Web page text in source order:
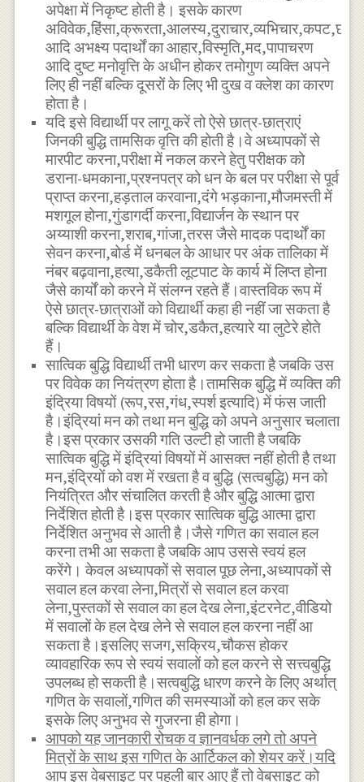
अपेक्षा में निकृष्ट होती है। इसके कारण
आदि अभक्ष्य पदार्थों का आहार,विस्मृति,मद,पापाचरण
आदि दुष्ट मनोवृत्ति के अधीन होकर तमोगुण व्यक्ति अपने
लिए ही नहीं बल्कि दूसरों के लिए भी दुख व क्लेश का कारण
होता है।
यदि इसे विद्यार्थी पर लागू करें तो ऐसे छात्र-छात्राएं
जिनकी बुद्धि तामसिक वृत्ति की होती है।वे अध्यापकों से
मारपीट करना,परीक्षा में नकल करने हेतु परीक्षक को
डराना-धमकाना,प्रश्नपत्र को धन के बल पर परीक्षा से पूर्व
प्राप्त करना,हड़ताल करवाना,दंगे भड़काना,मौजमस्ती में
मशगूल होना,गुंडागर्दी करना,विद्यार्जन के स्थान पर
अय्याशी करना,शराब,गांजा,तरस जैसे मादक पदार्थों का
सेवन करना,बोर्ड में धनबल के आधार पर अंक तालिका में
नंबर बढ़वाना,हत्या,डकैती लूटपाट के कार्य में लिप्त होना
जैसे कार्यों को करने में संलग्न रहते हैं।वास्तविक रूप में
ऐसे छात्र-छात्राओं को विद्यार्थी कहा ही नहीं जा सकता है
बल्कि विद्यार्थी के वेश में चोर,डकैत,हत्यारे या लुटेरे होते
हैं।
सात्विक बुद्धि विद्यार्थी तभी धारण कर सकता है जबकि उस
पर विवेक का नियंत्रण होता है।तामसिक बुद्धि में व्यक्ति की
इंद्रिया विषयों (रूप,रस,गंध,स्पर्श इत्यादि) में फंस जाती
है।इंद्रियां मन को तथा मन बुद्धि को अपने अनुसार चलाता
है।इस प्रकार उसकी गति उल्टी हो जाती है जबकि
सात्विक बुद्धि में इंद्रियां विषयों में आसक्त नहीं होती है तथा
मन,इंद्रियों को वश में रखता है व बुद्धि (सत्वबुद्धि) मन को
नियंत्रित और संचालित करती है और बुद्धि आत्मा द्वारा
निर्देशित होती है।इस प्रकार सात्विक बुद्धि आत्मा द्वारा
निर्देशित अनुभव से आती है।जैसे गणित का सवाल हल
करना तभी आ सकता है जबकि आप उससे स्वयं हल
करेंगे। केवल अध्यापकों से सवाल पूछ लेना,अध्यापकों से
सवाल हल करवा लेना,मित्रों से सवाल हल करवा
लेना,पुस्तकों से सवाल का हल देख लेना,इंटरनेट,वीडियो
में सवालों के हल देख लेने से सवाल हल करना नहीं आ
सकता है।इसलिए सजग,सक्रिय,चौकस होकर
व्यावहारिक रूप से स्वयं सवालों को हल करने से सत्त्वबुद्धि
उपलब्ध हो सकती है।सत्वबुद्धि धारण करने के लिए अर्थात्
गणित के सवालों,गणित की समस्याओं को हल कर सके
इसके लिए अनुभव से गुजरना ही होगा।
आपको यह जानकारी रोचक व ज्ञानवर्धक लगे तो अपने
मित्रों के साथ इस गणित के आर्टिकल को शेयर करें।यदि
आप इस वेबसाइट पर पहली बार आए हैं तो वेबसाइट को